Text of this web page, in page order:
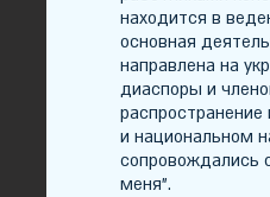
находится в
основная
направлена на
диаспоры и
и национальном
сопровождались
меня”.